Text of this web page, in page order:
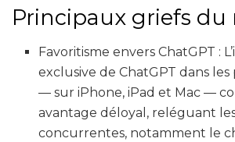
Principaux griefs du
Favoritisme envers ChatGPT :
exclusive de ChatGPT dans
— sur iPhone, iPad et Mac —
avantage déloyal, reléguant
concurrentes, notamment le